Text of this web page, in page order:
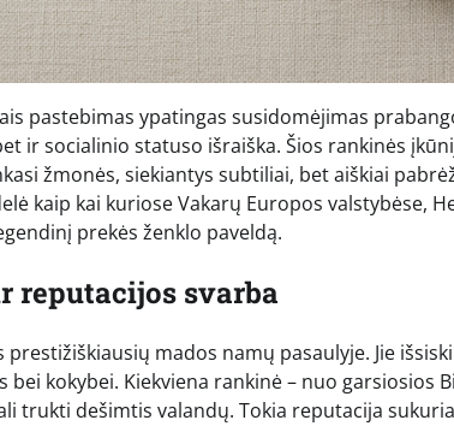
pastebimas ypatingas susidomėjimas
ir socialinio statuso išraiška. Šios rankinės
žmonės, siekiantys subtiliai, bet aiškiai
kaip kai kuriose Vakarų Europos valstybėse,
prekės ženklo paveldą.
reputacijos svarba
prestižiškiausių mados namų pasaulyje. Jie
kokybei. Kiekviena rankinė – nuo garsiosios
trukti dešimtis valandų. Tokia reputacija